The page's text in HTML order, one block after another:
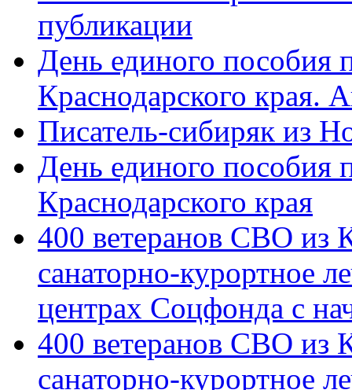
публикации
День единого пособия
Краснодарского края.
Писатель-сибиряк из
День единого пособия
Краснодарского края
400 ветеранов СВО из
санаторно-курортное
центрах Соцфонда с
400 ветеранов СВО из
санаторно-курортное